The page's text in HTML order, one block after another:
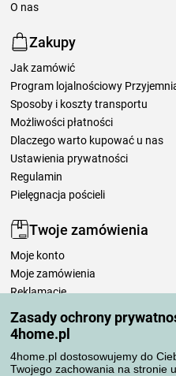
Zasady ochrony
4home.pl
4home.pl dostosowujemy do
Twojego zachowania na stronie
O nas
Zakupy
Jak zamówić
Program lojalnościowy
Sposoby i koszty transportu
Możliwości płatności
Dlaczego warto kupować u nas
Ustawienia prywatności
Regulamin
Pielęgnacja pościeli
Twoje zamówienia
Moje konto
Moje zamówienia
Reklamacje
Odstąpienie od umowy
Zasady przetwarzania recenzji
Sposoby transportu